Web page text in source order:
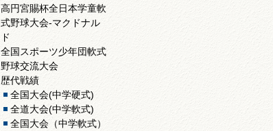
高円宮賜杯全日本学童軟
式野球大会-マクドナル
ド
全国スポーツ少年団軟式
野球交流大会
歴代戦績
全国大会(中学硬式)
全道大会(中学軟式)
全国大会（中学軟式）